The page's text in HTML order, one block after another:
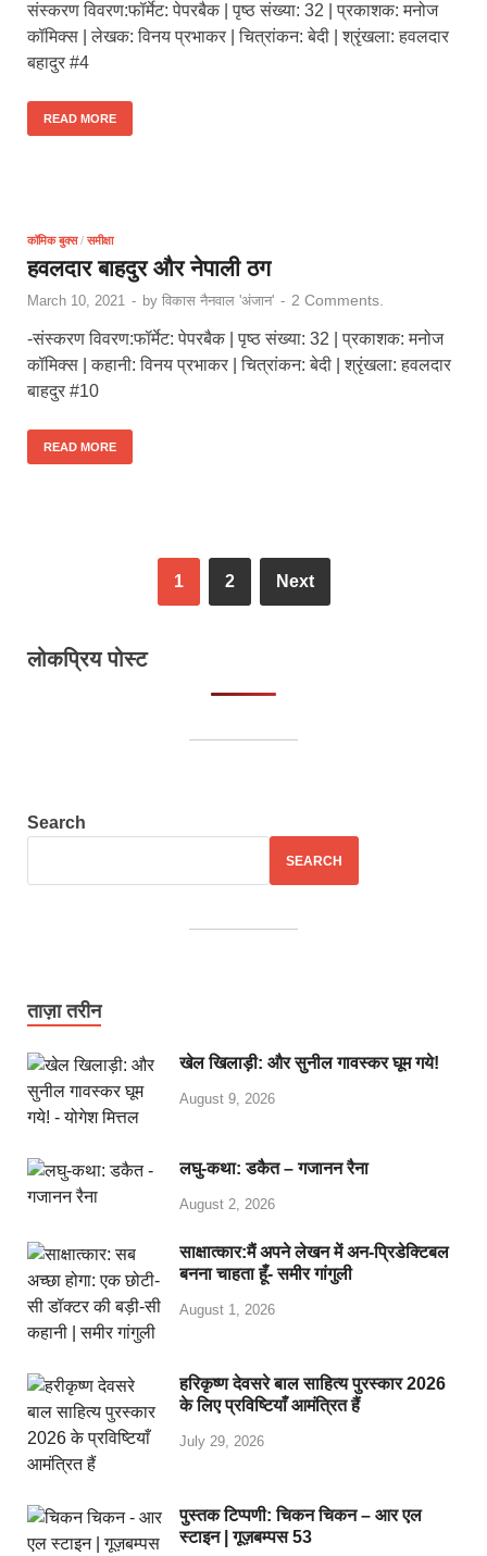
संस्करण विवरण:फॉर्मेट: पेपरबैक | पृष्ठ संख्या: 32 | प्रकाशक: मनोज
कॉमिक्स | लेखक: विनय प्रभाकर | चित्रांकन: बेदी | श्रृंखला: हवलदार
बहादुर #4
READ MORE
कॉमिक बुक्स/ समीक्षा
हवलदार बाहदुर और नेपाली ठग
March 10, 2021 - by विकास नैनवाल 'अंजान' - 2 Comments.
-संस्करण विवरण:फॉर्मेट: पेपरबैक | पृष्ठ संख्या: 32 | प्रकाशक: मनोज
कॉमिक्स | कहानी: विनय प्रभाकर | चित्रांकन: बेदी | श्रृंखला: हवलदार
बाहदुर #10
READ MORE
1 2 Next
लोकप्रिय पोस्ट
Search
SEARCH
ताज़ा तरीन
खेल खिलाड़ी: और सुनील गावस्कर घूम गये!
August 9, 2026
लघु-कथा: डकैत – गजानन रैना
August 2, 2026
साक्षात्कार:मैं अपने लेखन में अन-प्रिडेक्टिबल
बनना चाहता हूँ- समीर गांगुली
August 1, 2026
हरिकृष्ण देवसरे बाल साहित्य पुरस्कार 2026
के लिए प्रविष्टियाँ आमंत्रित हैं
July 29, 2026
पुस्तक टिप्पणी: चिकन चिकन – आर एल
स्टाइन | गूज़बम्पस 53